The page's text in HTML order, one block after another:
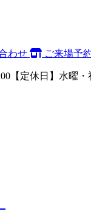
わせ ご来場予
【定休日】水曜